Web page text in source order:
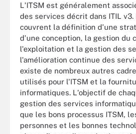
L'ITSM est généralement
des services décrit dans ITIL v3.
couvrent la définition d'une
d'une conception, la gestion du
l'exploitation et la gestion des
l'amélioration continue des
existe de nombreux autres
utilisés pour l'ITSM et la
informatiques. L'objectif de
gestion des services
que les bons processus ITSM,
personnes et les bonnes